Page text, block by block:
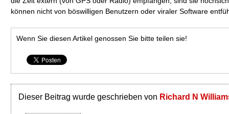
können nicht von böswilligen Benutzern oder viraler Software
Wenn Sie diesen Artikel genossen Sie bitte teilen sie!
Dieser Beitrag wurde geschrieben von Richard N